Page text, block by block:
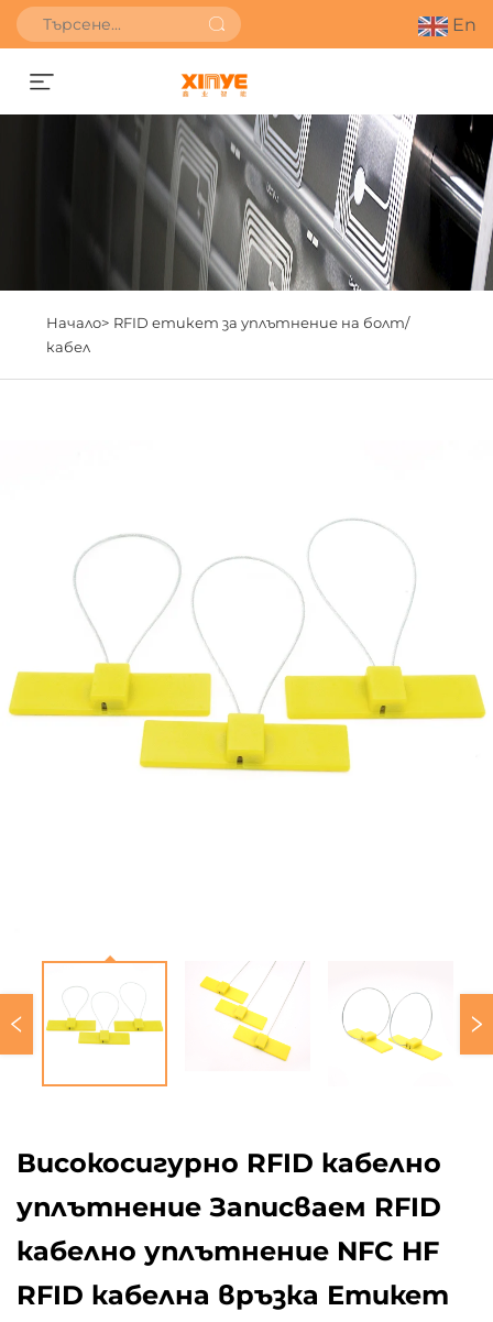
En
Получете оферта
Начало> RFID етикет за уплътнение на болт/
кабел
Високосигурно RFID кабелно
уплътнение Записваем RFID
кабелно уплътнение NFC HF
RFID кабелна връзка Етикет